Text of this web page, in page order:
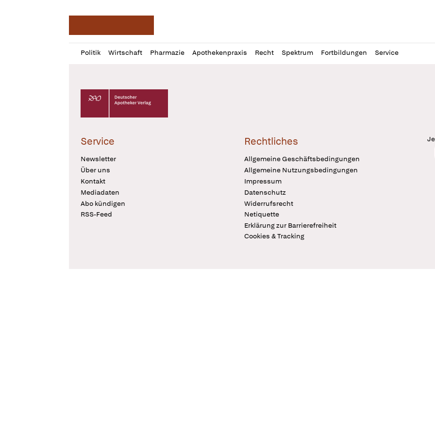
Politik Wirtschaft Pharmazie Apothekenpraxis Recht Spektrum Fortbildungen Service
Profil
öffnen
Daz
Pur
Deutscher Apotheker Verlag Logo
Service
Newsletter
Über uns
Kontakt
Mediadaten
Abo kündigen
RSS-Feed
Rechtliches
Allgemeine Geschäftsbedingungen
Allgemeine Nutzungsbedingungen
Impressum
Datenschutz
Widerrufsrecht
Netiquette
Erklärung zur Barrierefreiheit
Cookies & Tracking